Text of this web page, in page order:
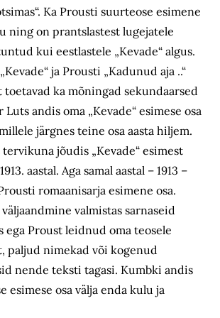
Ka Prousti suurteose esimene
ning on prantslastest lugejatele
kui eestlastele „Kevade“ algus.
ja Prousti „Kadunud aja ..“
ka mõningad sekundaarsed
andis oma „Kevade“ esimese osa
millele järgnes teine osa aasta hiljem.
tervikuna jõudis „Kevade“ esimest
aastal. Aga samal aastal – 1913 –
romaanisarja esimene osa.
valmistas sarnaseid
ega Proust leidnud oma teosele
paljud nimekad või kogenud
nende teksti tagasi. Kumbki andis
esimese osa välja enda kulu ja